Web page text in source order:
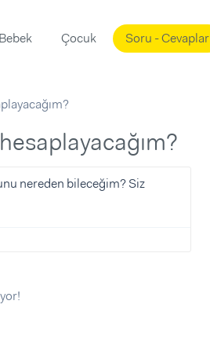
Bebek Çocuk Soru - Cevaplar
nereden bileceğim? Siz